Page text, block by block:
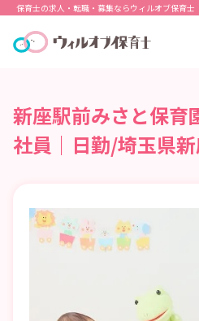
保育士の求人・転職・募集ならウィルオブ保育士
新座駅前みさと保
社員｜日勤/埼玉県